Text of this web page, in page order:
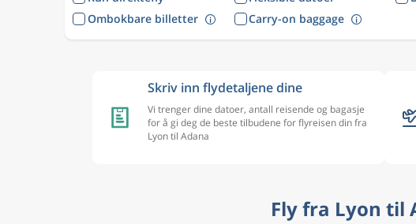
Ombokbare billetter
Carry-on baggage
Skriv inn flydetaljene dine
Vi trenger dine datoer, antall reisende og bagasje
for å gi deg de beste tilbudene for flyreisen din fra
Lyon til Adana
Fly fra Lyon til